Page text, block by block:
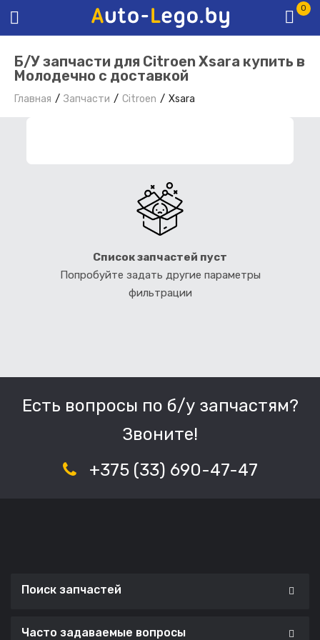
0
Б/У запчасти для Citroen Xsara купить в
Молодечно с доставкой
Главная Запчасти Citroen Xsara
Список запчастей пуст
Попробуйте задать другие параметры
фильтрации
Есть вопросы по б/у запчастям?
Звоните!
+375 (33) 690-47-47
Поиск запчастей
Часто задаваемые вопросы